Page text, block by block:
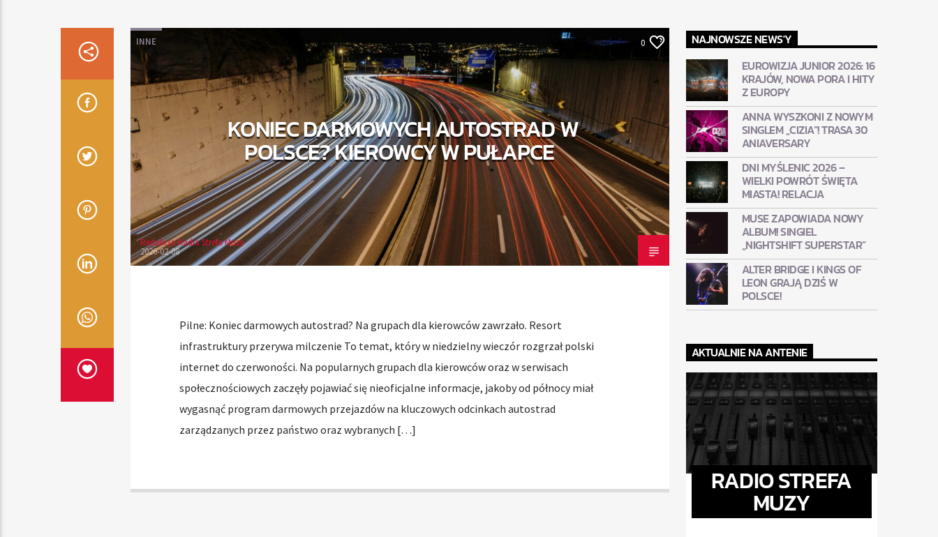
INNE 0
KONIEC DARMOWYCH AUTOSTRAD W
POLSCE? KIEROWCY W PUŁAPCE
Redakcja Radia Strefa Muzy
2026-02-08
Pilne: Koniec darmowych autostrad? Na grupach dla kierowców zawrzało. Resort
infrastruktury przerywa milczenie To temat, który w niedzielny wieczór rozgrzał polski
internet do czerwoności. Na popularnych grupach dla kierowców oraz w serwisach
społecznościowych zaczęły pojawiać się nieoficjalne informacje, jakoby od północy miał
wygasnąć program darmowych przejazdów na kluczowych odcinkach autostrad
zarządzanych przez państwo oraz wybranych […]
NAJNOWSZE NEWS'Y
EUROWIZJA JUNIOR 2026: 16
KRAJÓW, NOWA PORA I HITY
Z EUROPY
ANNA WYSZKONI Z NOWYM
SINGLEM „CIZIA”! TRASA 30
ANIAVERSARY
DNI MYŚLENIC 2026 –
WIELKI POWRÓT ŚWIĘTA
MIASTA! RELACJA
MUSE ZAPOWIADA NOWY
ALBUM! SINGIEL
„NIGHTSHIFT SUPERSTAR”
ALTER BRIDGE I KINGS OF
LEON GRAJĄ DZIŚ W
POLSCE!
AKTUALNIE NA ANTENIE
RADIO STREFA
MUZY